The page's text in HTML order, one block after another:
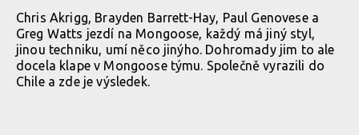
Chris Akrigg, Brayden Barrett-Hay, Paul Genovese a
Greg Watts jezdí na Mongoose, každý má jiný styl,
jinou techniku, umí něco jinýho. Dohromady jim to ale
docela klape v Mongoose týmu. Společně vyrazili do
Chile a zde je výsledek.